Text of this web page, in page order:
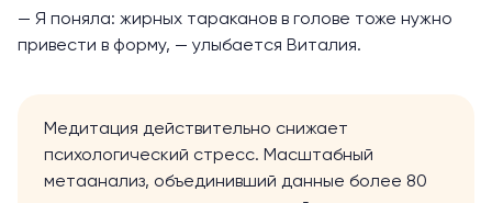
— Я поняла: жирных тараканов в голове тоже нужно
привести в форму, — улыбается Виталия.
Медитация действительно снижает
психологический стресс. Масштабный
метаанализ, объединивший данные более 80